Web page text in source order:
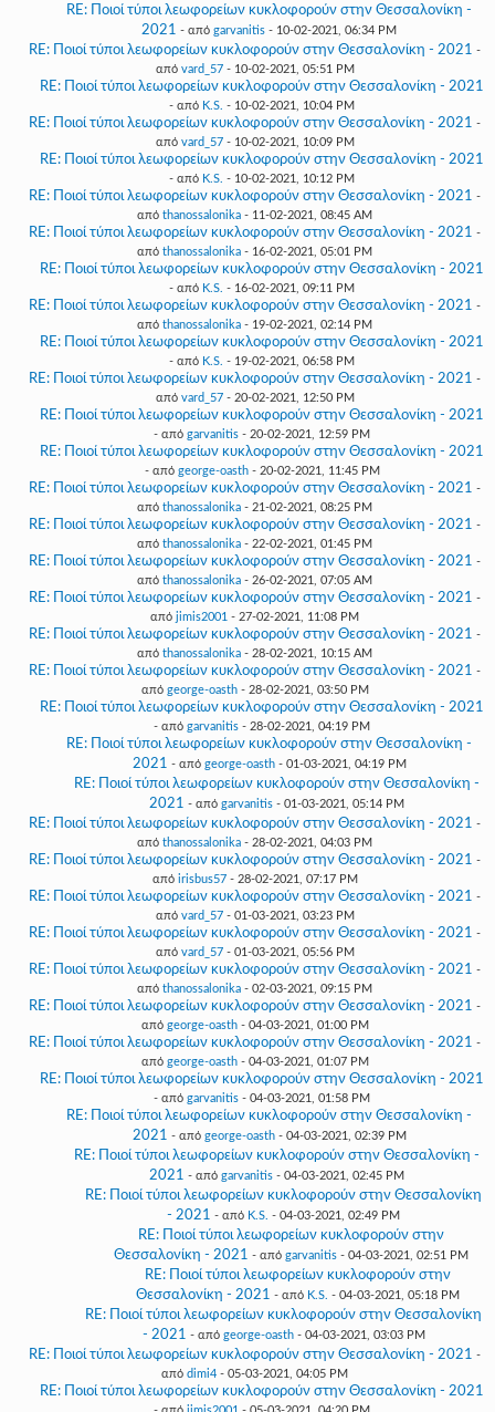
RE: Ποιοί τύποι λεωφορείων κυκλοφορούν στην Θεσσαλονίκη -
2021 - από garvanitis - 10-02-2021, 06:34 PM
RE: Ποιοί τύποι λεωφορείων κυκλοφορούν στην Θεσσαλονίκη - 2021 -
από vard_57- 10-02-2021, 05:51 PM
RE: Ποιοί τύποι λεωφορείων κυκλοφορούν στην Θεσσαλονίκη - 2021
- από K.S. - 10-02-2021, 10:04 PM
RE: Ποιοί τύποι λεωφορείων κυκλοφορούν στην Θεσσαλονίκη - 2021 -
από vard_57- 10-02-2021, 10:09 PM
RE: Ποιοί τύποι λεωφορείων κυκλοφορούν στην Θεσσαλονίκη - 2021
- από K.S. - 10-02-2021, 10:12 PM
RE: Ποιοί τύποι λεωφορείων κυκλοφορούν στην Θεσσαλονίκη - 2021 -
από thanossalonika - 11-02-2021, 08:45 AM
RE: Ποιοί τύποι λεωφορείων κυκλοφορούν στην Θεσσαλονίκη - 2021 -
από thanossalonika - 16-02-2021, 05:01 PM
RE: Ποιοί τύποι λεωφορείων κυκλοφορούν στην Θεσσαλονίκη - 2021
- από K.S. - 16-02-2021, 09:11 PM
RE: Ποιοί τύποι λεωφορείων κυκλοφορούν στην Θεσσαλονίκη - 2021 -
από thanossalonika - 19-02-2021, 02:14 PM
RE: Ποιοί τύποι λεωφορείων κυκλοφορούν στην Θεσσαλονίκη - 2021
- από K.S. - 19-02-2021, 06:58 PM
RE: Ποιοί τύποι λεωφορείων κυκλοφορούν στην Θεσσαλονίκη - 2021 -
από vard_57- 20-02-2021, 12:50 PM
RE: Ποιοί τύποι λεωφορείων κυκλοφορούν στην Θεσσαλονίκη - 2021
- από garvanitis - 20-02-2021, 12:59 PM
RE: Ποιοί τύποι λεωφορείων κυκλοφορούν στην Θεσσαλονίκη - 2021
- από george-oasth- 20-02-2021, 11:45 PM
RE: Ποιοί τύποι λεωφορείων κυκλοφορούν στην Θεσσαλονίκη - 2021 -
από thanossalonika - 21-02-2021, 08:25 PM
RE: Ποιοί τύποι λεωφορείων κυκλοφορούν στην Θεσσαλονίκη - 2021 -
από thanossalonika - 22-02-2021, 01:45 PM
RE: Ποιοί τύποι λεωφορείων κυκλοφορούν στην Θεσσαλονίκη - 2021 -
από thanossalonika - 26-02-2021, 07:05 AM
RE: Ποιοί τύποι λεωφορείων κυκλοφορούν στην Θεσσαλονίκη - 2021 -
από jimis2001 - 27-02-2021, 11:08 PM
RE: Ποιοί τύποι λεωφορείων κυκλοφορούν στην Θεσσαλονίκη - 2021 -
από thanossalonika - 28-02-2021, 10:15 AM
RE: Ποιοί τύποι λεωφορείων κυκλοφορούν στην Θεσσαλονίκη - 2021 -
από george-oasth- 28-02-2021, 03:50 PM
RE: Ποιοί τύποι λεωφορείων κυκλοφορούν στην Θεσσαλονίκη - 2021
- από garvanitis - 28-02-2021, 04:19 PM
RE: Ποιοί τύποι λεωφορείων κυκλοφορούν στην Θεσσαλονίκη -
2021 - από george-oasth- 01-03-2021, 04:19 PM
RE: Ποιοί τύποι λεωφορείων κυκλοφορούν στην Θεσσαλονίκη -
2021 - από garvanitis- 01-03-2021, 05:14 PM
RE: Ποιοί τύποι λεωφορείων κυκλοφορούν στην Θεσσαλονίκη - 2021 -
από thanossalonika - 28-02-2021, 04:03 PM
RE: Ποιοί τύποι λεωφορείων κυκλοφορούν στην Θεσσαλονίκη - 2021 -
από irisbus57- 28-02-2021, 07:17 PM
RE: Ποιοί τύποι λεωφορείων κυκλοφορούν στην Θεσσαλονίκη - 2021 -
από vard_57- 01-03-2021, 03:23 PM
RE: Ποιοί τύποι λεωφορείων κυκλοφορούν στην Θεσσαλονίκη - 2021 -
από vard_57- 01-03-2021, 05:56 PM
RE: Ποιοί τύποι λεωφορείων κυκλοφορούν στην Θεσσαλονίκη - 2021 -
από thanossalonika - 02-03-2021, 09:15 PM
RE: Ποιοί τύποι λεωφορείων κυκλοφορούν στην Θεσσαλονίκη - 2021 -
από george-oasth- 04-03-2021, 01:00 PM
RE: Ποιοί τύποι λεωφορείων κυκλοφορούν στην Θεσσαλονίκη - 2021 -
από george-oasth- 04-03-2021, 01:07 PM
RE: Ποιοί τύποι λεωφορείων κυκλοφορούν στην Θεσσαλονίκη - 2021
- από garvanitis - 04-03-2021, 01:58 PM
RE: Ποιοί τύποι λεωφορείων κυκλοφορούν στην Θεσσαλονίκη -
2021 - από george-oasth- 04-03-2021, 02:39 PM
RE: Ποιοί τύποι λεωφορείων κυκλοφορούν στην Θεσσαλονίκη -
2021 - από garvanitis- 04-03-2021, 02:45 PM
RE: Ποιοί τύποι λεωφορείων κυκλοφορούν στην Θεσσαλονίκη
- 2021 - από K.S. - 04-03-2021, 02:49 PM
RE: Ποιοί τύποι λεωφορείων κυκλοφορούν στην
Θεσσαλονίκη - 2021 - από garvanitis- 04-03-2021, 02:51 PM
RE: Ποιοί τύποι λεωφορείων κυκλοφορούν στην
Θεσσαλονίκη - 2021 - από K.S. - 04-03-2021, 05:18 PM
RE: Ποιοί τύποι λεωφορείων κυκλοφορούν στην Θεσσαλονίκη
- 2021 - από george-oasth- 04-03-2021, 03:03 PM
RE: Ποιοί τύποι λεωφορείων κυκλοφορούν στην Θεσσαλονίκη - 2021 -
από dimi4 - 05-03-2021, 04:05 PM
RE: Ποιοί τύποι λεωφορείων κυκλοφορούν στην Θεσσαλονίκη - 2021